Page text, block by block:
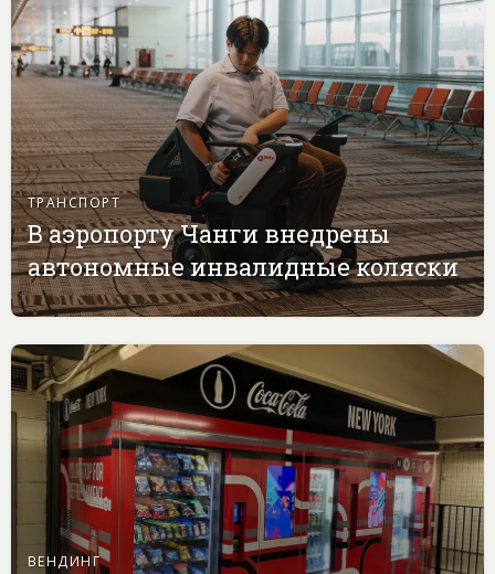
ТРАНСПОРТ
В аэропорту Чанги внедрены
автономные инвалидные коляски
ВЕНДИНГ